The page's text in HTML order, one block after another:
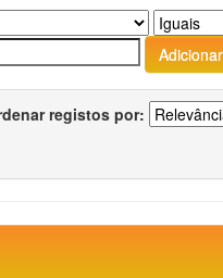
registos por: